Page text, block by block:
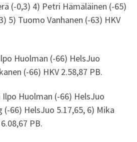
(-0,3) 4) Petri Hämäläinen (-65)
5) Tuomo Vanhanen (-63) HKV
Huolman (-66) HelsJuo
(-66) HKV 2.58,87 PB.
Ilpo Huolman (-66) HelsJuo
(-66) HelsJuo 5.17,65, 6) Mika
PB.